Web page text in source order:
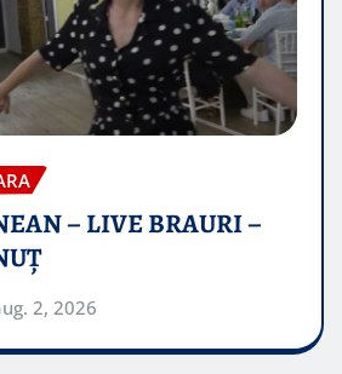
– LIVE BRAURI –
2, 2026